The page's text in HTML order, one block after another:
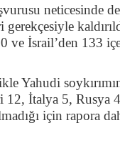
neticesinde
ve İsrail’den 133
Yahudi
İtalya 5, Rusya
için rapora